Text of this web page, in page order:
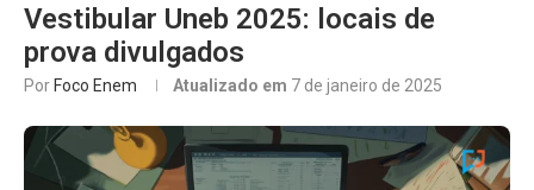
Vestibular Uneb 2025: locais de
prova divulgados
Por Foco Enem Atualizado em 7 de janeiro de 2025